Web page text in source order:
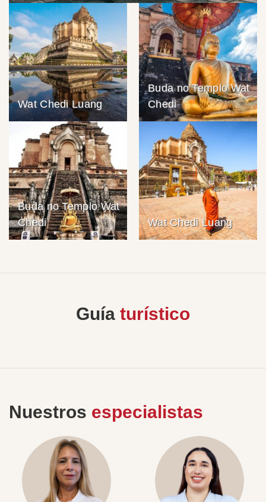
Wat Chedi Luang
Buda no Templo Wat
Chedi
Buda no Templo Wat
Chedi
Wat Chedi Luang
Guía turístico
Nuestros especialistas